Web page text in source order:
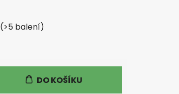
(>5 balení)
DO KOŠÍKU